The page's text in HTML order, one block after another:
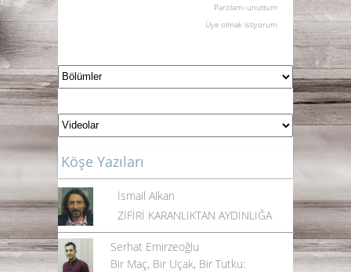
Parolamı unuttum
Üye olmak istiyorum
Köşe Yazıları
İsmail Alkan
ZİFİRİ KARANLIKTAN AYDINLIĞA
Serhat Emirzeoğlu
Bir Maç, Bir Uçak, Bir Tutku: